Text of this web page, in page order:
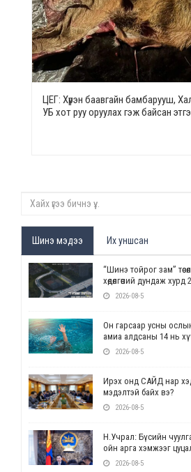
ЦЕГ: Хүрэн баавгайн бамбарууш,
УБ хот руу оруулах гэж байсан
Шинэ мэдээ Их уншсан
“Шинэ тойрог зам”
хөдөлгөөний дундаж
2026-08-5
Он гарсаар усны
амиа алдсаны 14 нь
2026-08-5
Ирэх онд САЙД нар
мэдэлтэй байх вэ?
2026-08-5
Н.Учрал: Бүсийн
ойн арга хэмжээг
2026-08-5